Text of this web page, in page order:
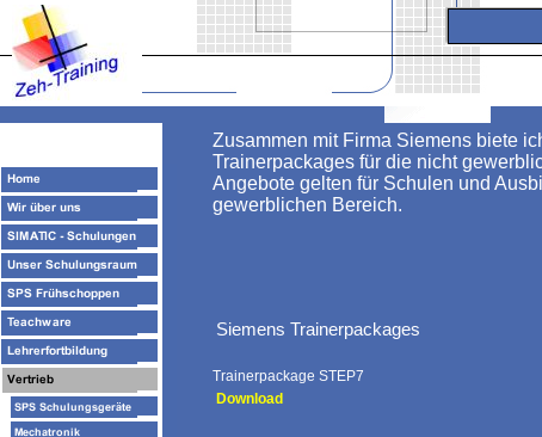
Zusammen mit Firma Siemens biete
Trainerpackages für die nicht
Angebote gelten für Schulen und
gewerblichen Bereich.
Siemens Trainerpackages
Trainerpackage